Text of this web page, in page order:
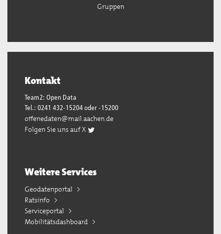
Gruppen
Kontakt
Team2: Open Data
Tel.: 0241 432-15204 oder -15200
offenedaten@mail.aachen.de
Folgen Sie uns auf X
Weitere Services
Geodatenportal
Ratsinfo
Serviceportal
Mobilitätsdashboard